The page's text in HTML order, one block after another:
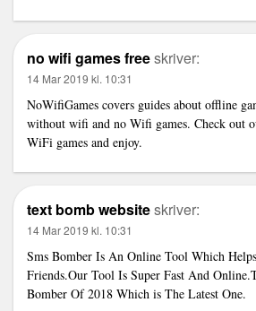
no wifi games freeskriver:
14 Mar 2019 kl. 10:31
NoWifiGames covers guides about offline
without wifi and no Wifi games. Check out
WiFi games and enjoy.
text bomb websiteskriver:
14 Mar 2019 kl. 10:31
Sms Bomber Is An Online Tool Which
Friends.Our Tool Is Super Fast And
Bomber Of 2018 Which is The Latest One.